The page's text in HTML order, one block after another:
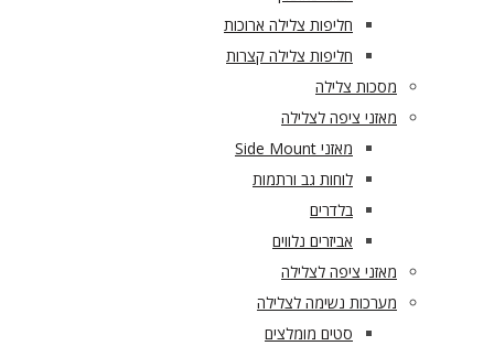
חליפות צלילה ארוכות
חליפות צלילה קצרות
מסכות צלילה
מאזני ציפה לצלילה
מאזני Side Mount
לוחות גב ורתמות
בלדרים
אביזרים נלווים
מאזני ציפה לצלילה
מערכות נשימה לצלילה
סטים מומלצים